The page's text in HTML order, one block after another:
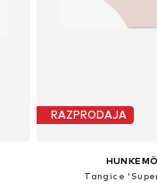
RAZPRODAJA
Tangice